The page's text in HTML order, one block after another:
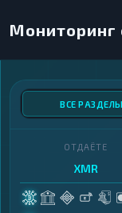
Мониторинг
ВСЕ РАЗДЕЛЫ
ОТДАЁТЕ
XMR